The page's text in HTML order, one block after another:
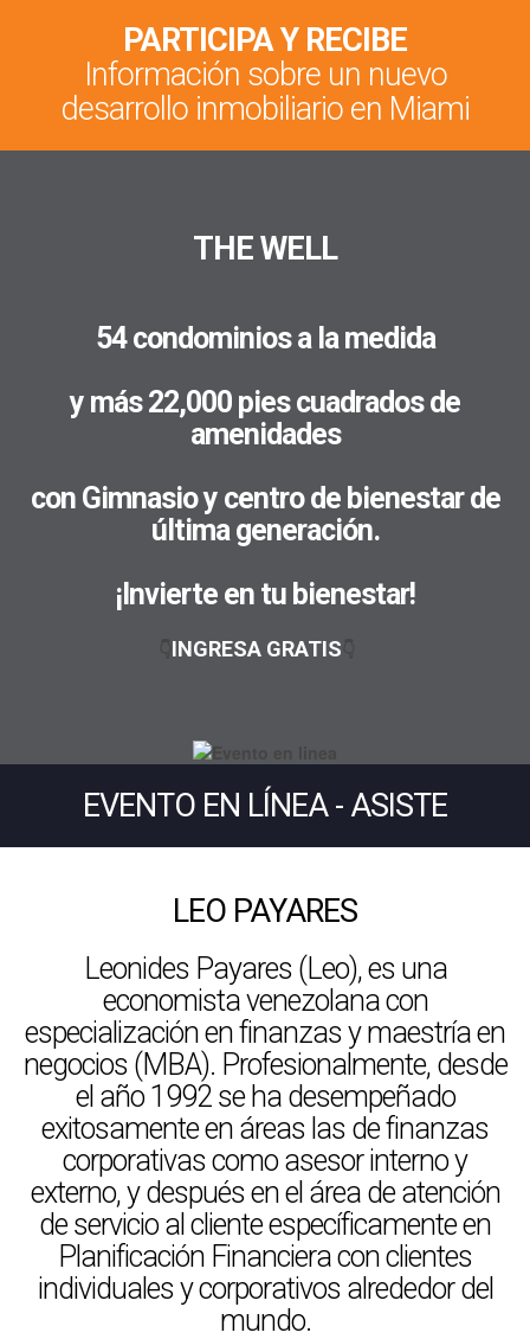
PARTICIPA Y RECIBE
Información sobre un nuevo
desarrollo inmobiliario en Miami
THE WELL
54 condominios a la medida
y más 22,000 pies cuadrados de
amenidades
con Gimnasio y centro de bienestar de
última generación.
¡Invierte en tu bienestar!
INGRESA GRATIS
EVENTO EN LÍNEA - ASISTE
LEO PAYARES
Leonides Payares (Leo), es una
economista venezolana con
especialización en finanzas y maestría en
negocios (MBA). Profesionalmente, desde
el año 1992 se ha desempeñado
exitosamente en áreas las de finanzas
corporativas como asesor interno y
externo, y después en el área de atención
de servicio al cliente específicamente en
Planificación Financiera con clientes
individuales y corporativos alrededor del
mundo.